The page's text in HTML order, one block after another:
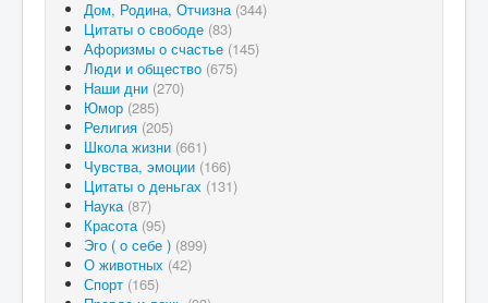
Дом, Родина, Отчизна (344)
Цитаты о свободе (83)
Афоризмы о счастье (145)
Люди и общество (675)
Наши дни (270)
Юмор (285)
Религия (205)
Школа жизни (661)
Чувства, эмоции (166)
Цитаты о деньгах (131)
Наука (87)
Красота (95)
Эго ( о себе ) (899)
О животных (42)
Спорт (165)